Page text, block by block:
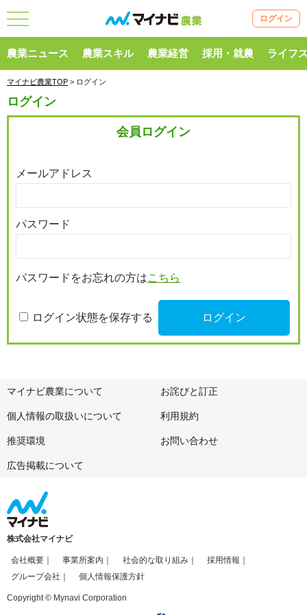
ログイン
農業ニュース 農業スキル 農業経営 採用・就農 ライフ
マイナビ農業TOP > ログイン
ログイン
会員ログイン
メールアドレス
パスワード
パスワードをお忘れの方はこちら
ログイン状態を保存する
マイナビ農業について お詫びと訂正
個人情報の取扱いについて 利用規約
推奨環境 お問い合わせ
広告掲載について
株式会社マイナビ
会社概要 事業所案内 社会的な取り組み
採用情報
グループ会社
個人情報保護方針
Copyright © Mynavi Corporation